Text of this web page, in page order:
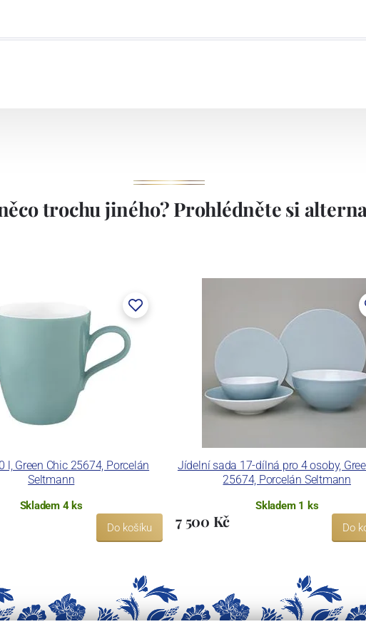
trochu jiného? Prohlédněte si
l, Green Chic 25674, Porcelán
Seltmann
Skladem 4 ks
Do košíku
Jídelní sada 17-dílná pro 4 osoby,
25674, Porcelán Seltmann
Skladem 1 ks
7 500 Kč Do